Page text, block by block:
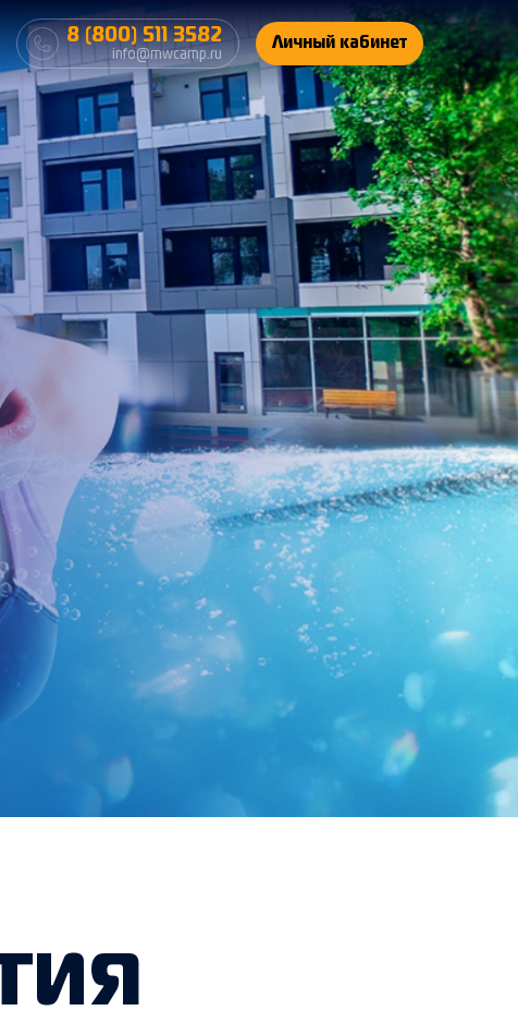
8 (800) 511 3582
info@mwcamp.ru
Личный кабинет